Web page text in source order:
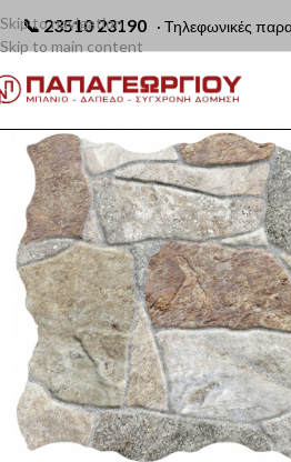
📞 23510 23190 · Τηλεφωνικές
Skip to navigation
Skip to main content